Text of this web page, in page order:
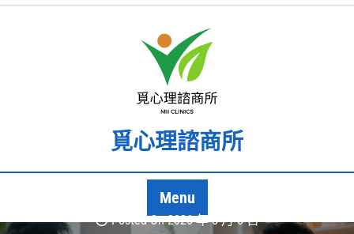
覓心理諮商所
Menu
Posted On 2026 年 5 月 5 日